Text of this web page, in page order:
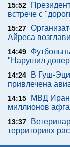
15:52
встрече с
15:27
Айреса
14:49
"Нарушил
14:24
В Гуш-
привлечена
14:15
МВД
миллионов
13:37
территориях